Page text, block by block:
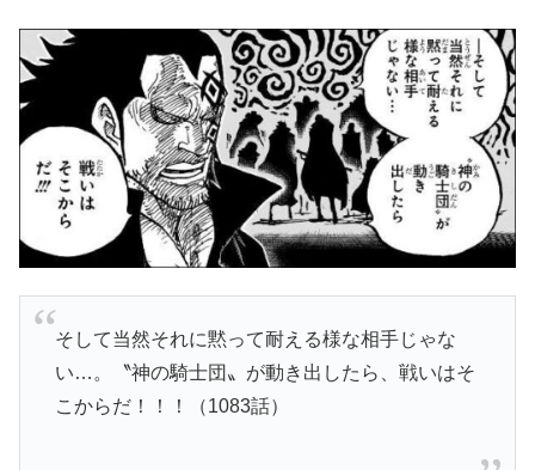
そして当然それに黙って耐える様な相手じゃな
い…。〝神の騎士団〟が動き出したら、戦いはそ
こからだ！！！（1083話）